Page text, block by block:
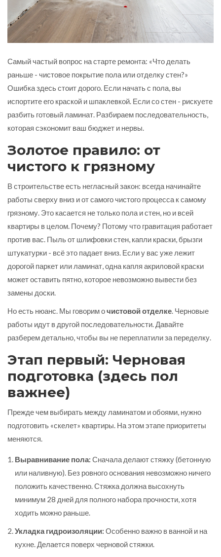
Самый частый вопрос на старте ремонта: «Что делать
раньше - чистовое покрытие пола или отделку стен?»
Ошибка здесь стоит дорого. Если начать с пола, вы
испортите его краской и шпаклевкой. Если со стен - рискуете
разбить готовый ламинат. Разбираем последовательность,
которая сэкономит ваш бюджет и нервы.
Золотое правило: от
чистого к грязному
В строительстве есть негласный закон: всегда начинайте
работы сверху вниз и от самого чистого процесса к самому
грязному. Это касается не только пола и стен, но и всей
квартиры в целом. Почему? Потому что гравитация работает
против вас. Пыль от шлифовки стен, капли краски, брызги
штукатурки - всё это падает вниз. Если у вас уже лежит
дорогой паркет или ламинат, одна капля акриловой краски
может оставить пятно, которое невозможно вывести без
замены доски.
Но есть нюанс. Мы говорим очистовой отделке. Черновые
работы идут в другой последовательности. Давайте
разберем детально, чтобы вы не переплатили за переделку.
Этап первый: Черновая
подготовка (здесь пол
важнее)
Прежде чем выбирать между ламинатом и обоями, нужно
подготовить «скелет» квартиры. На этом этапе приоритеты
меняются.
Выравнивание пола: Сначала делают стяжку (бетонную
или наливную). Без ровного основания невозможно ничего
положить качественно. Стяжка должна высохнуть
минимум 28 дней для полного набора прочности, хотя
ходить можно раньше.
Укладка гидроизоляции: Особенно важно в ванной и на
кухне. Делается поверх черновой стяжки.